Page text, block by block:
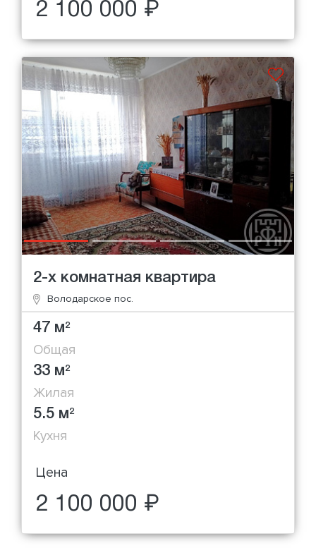
2 100 000 ₽
2-х комнатная квартира
Володарское пос.
47 м2
Общая
33 м2
Жилая
5.5 м2
Кухня
Цена
2 100 000 ₽